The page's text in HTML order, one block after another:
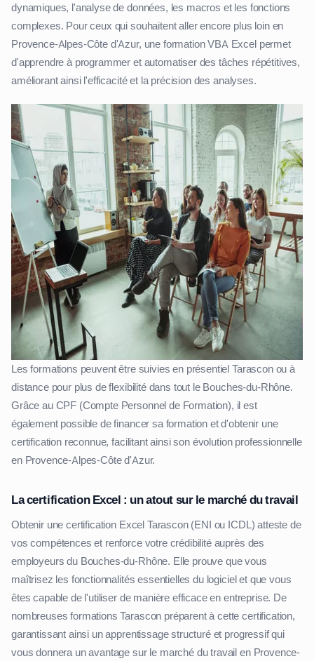
dynamiques, l'analyse de données, les macros et les fonctions
complexes. Pour ceux qui souhaitent aller encore plus loin en
Provence-Alpes-Côte d'Azur, une formation VBA Excel permet
d'apprendre à programmer et automatiser des tâches répétitives,
améliorant ainsi l'efficacité et la précision des analyses.
Les formations peuvent être suivies en présentiel Tarascon ou à
distance pour plus de flexibilité dans tout le Bouches-du-Rhône.
Grâce au CPF (Compte Personnel de Formation), il est
également possible de financer sa formation et d'obtenir une
certification reconnue, facilitant ainsi son évolution professionnelle
en Provence-Alpes-Côte d'Azur.
La certification Excel : un atout sur le marché du travail
Obtenir une certification Excel Tarascon (ENI ou ICDL) atteste de
vos compétences et renforce votre crédibilité auprès des
employeurs du Bouches-du-Rhône. Elle prouve que vous
maîtrisez les fonctionnalités essentielles du logiciel et que vous
êtes capable de l'utiliser de manière efficace en entreprise. De
nombreuses formations Tarascon préparent à cette certification,
garantissant ainsi un apprentissage structuré et progressif qui
vous donnera un avantage sur le marché du travail en Provence-